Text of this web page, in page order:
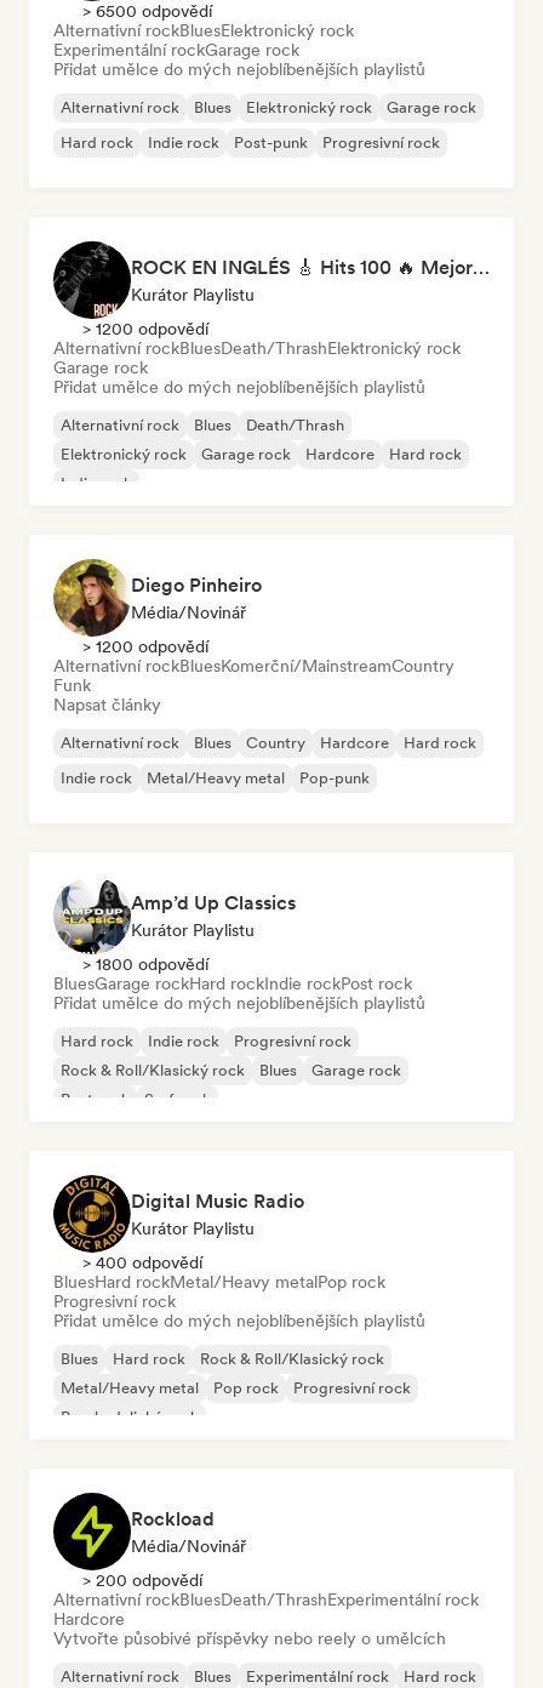
> 6500 odpovědí
Alternativní rockBluesElektronický rock
Experimentální rockGarage rock
Přidat umělce do mých nejoblíbenějších playlistů
Alternativní rock Blues Elektronický rock
Garage rock
Hard rock
Indie rock Post-punk Progresivní rock
ROCK EN INGLÉS 🎸 Hits 100 🔥 Mejor Música Rock Internacional ·
Kurátor Playlistu
> 1200 odpovědí
Alternativní rockBluesDeath/ThrashElektronický rock
Garage rock
Přidat umělce do mých nejoblíbenějších playlistů
Alternativní rock Blues
Death/Thrash
Elektronický rock
Garage rock Hardcore
Hard rock
Indie rock
Diego Pinheiro
Média/novinář
> 1200 odpovědí
Alternativní rockBluesKomerční/MainstreamCountry
Funk
Napsat články
Alternativní rock Blues Country Hardcore
Hard rock
Indie rock
Metal/Heavy metal Pop-punk
Amp’d Up Classics
Kurátor Playlistu
> 1800 odpovědí
BluesGarage rockHard rockIndie rockPost rock
Přidat umělce do mých nejoblíbenějších playlistů
Hard rock Indie rock
Progresivní rock
Rock & Roll/Klasický rock
Blues
Garage rock
Post rock
Surf rock
Digital Music Radio
Kurátor Playlistu
> 400 odpovědí
BluesHard rockMetal/Heavy metalPop rock
Progresivní rock
Přidat umělce do mých nejoblíbenějších playlistů
Blues Hard rock
Rock & Roll/Klasický rock
Metal/Heavy metal
Pop rock
Progresivní rock
Psychedelický rock
Rockload
Média/novinář
> 200 odpovědí
Alternativní rockBluesDeath/ThrashExperimentální rock
Hardcore
Vytvořte působivé příspěvky nebo reely o umělcích
Alternativní rock Blues Experimentální rock Hard rock